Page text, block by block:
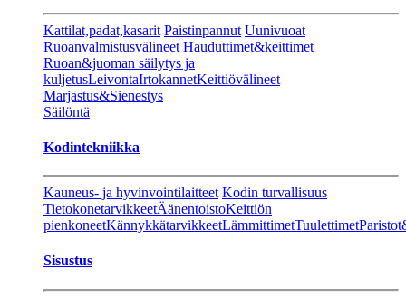
Kattilat,padat,kasarit Paistinpannut Uunivuoat
Ruoanvalmistusvälineet Hauduttimet&keittimet
Ruoan&juoman säilytys ja
kuljetusLeivontaIrtokannetKeittiövälineet
Marjastus&Sienestys
Säilöntä
Kodintekniikka
Kauneus- ja hyvinvointilaitteet Kodin turvallisuus
TietokonetarvikkeetÄänentoistoKeittiön
pienkoneetKännykkätarvikkeetLämmittimetTuulettimet
Sisustus